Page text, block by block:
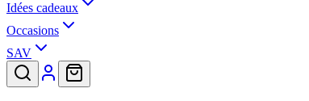
Idées cadeaux
Occasions
SAV